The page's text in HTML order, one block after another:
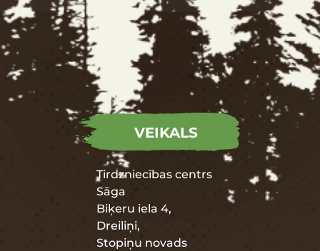
VEIKALS
Tirdzniecības centrs
Sāga
Biķeru iela 4,
Dreiliņi,
Stopiņu novads